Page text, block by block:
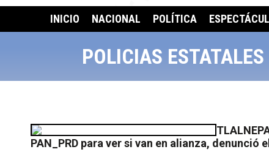
INICIO NACIONAL POLÍTICA
POLICIAS
PAN_PRD para ver si van en alianza, denunció